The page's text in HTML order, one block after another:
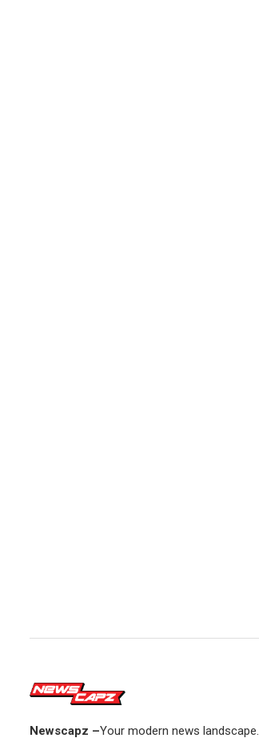
Newscapz –Your modern news landscape.